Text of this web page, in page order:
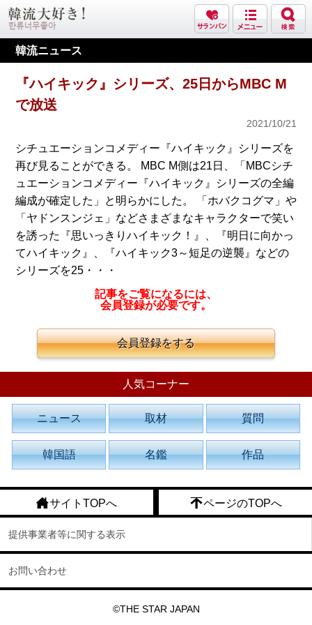
韓流ニュース
『ハイキック』シリーズ、25日からMBC M
で放送
2021/10/21
シチュエーションコメディー『ハイキック』シリーズを
再び見ることができる。 MBC M側は21日、「MBCシチ
ュエーションコメディー『ハイキック』シリーズの全編
編成が確定した」と明らかにした。 「ホバクコグマ」や
「ヤドンスンジェ」などさまざまなキャラクターで笑い
を誘った『思いっきりハイキック！』、『明日に向かっ
てハイキック』、『ハイキック3～短足の逆襲』などの
シリーズを25・・・
記事をご覧になるには、
会員登録が必要です。
会員登録をする
人気コーナー
ニュース 取材 質問
韓国語 名鑑 作品
サイトTOPへ ページのTOPへ
提供事業者等に関する表示
お問い合わせ
©THE STAR JAPAN